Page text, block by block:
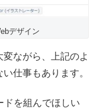
デザイン
ながら、上記のよ
仕事もあります。
ドを組んでほしい